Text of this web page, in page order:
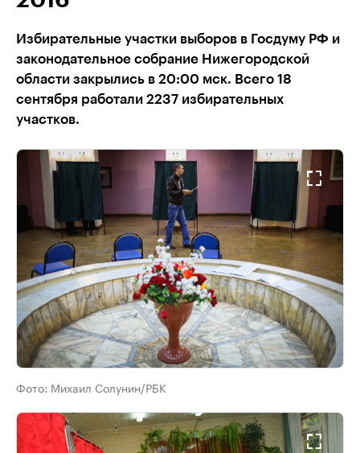
Избирательные участки выборов в Госдуму РФ и
законодательное собрание Нижегородской
области закрылись в 20:00 мск. Всего 18
сентября работали 2237 избирательных
участков.
Фото: Михаил Солунин/РБК